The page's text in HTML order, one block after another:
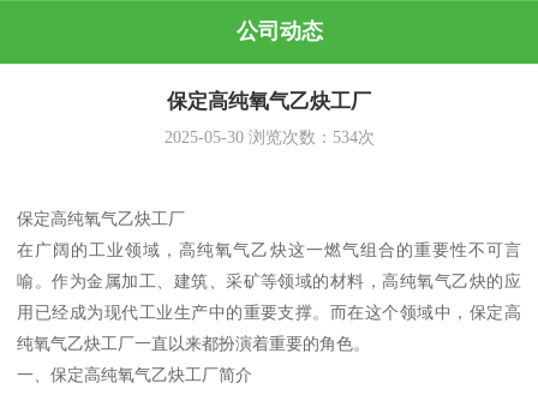
公司动态
保定高纯氧气乙炔工厂
2025-05-30浏览次数： 534次
保定高纯氧气乙炔工厂
在广阔的工业领域，高纯氧气乙炔这一燃气组合的重要性不可言
喻。作为金属加工、建筑、采矿等领域的材料，高纯氧气乙炔的应
用已经成为现代工业生产中的重要支撑。而在这个领域中，保定高
纯氧气乙炔工厂一直以来都扮演着重要的角色。
一、保定高纯氧气乙炔工厂简介